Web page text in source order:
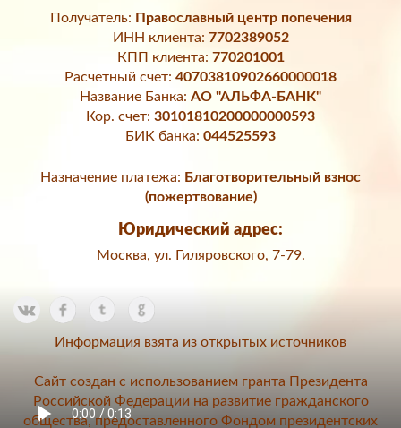
Получатель: Православный центр попечения
ИНН клиента: 7702389052
КПП клиента: 770201001
Расчетный счет: 40703810902660000018
Название Банка: АО "АЛЬФА-БАНК"
Кор. счет: 30101810200000000593
БИК банка: 044525593
Назначение платежа: Благотворительный взнос
(пожертвование)
Юридический адрес:
Москва, ул. Гиляровского, 7-79.
Информация взята из открытых источников
Сайт создан с использованием гранта Президента
Российской Федерации на развитие гражданского
общества, предоставленного Фондом президентских